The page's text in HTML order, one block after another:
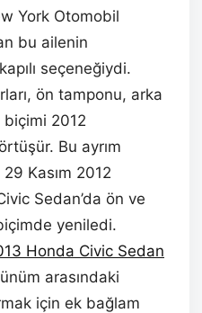
York Otomobil
bu ailenin
seçeneğiydi.
ön tamponu, arka
biçimi 2012
Bu ayrım
Kasım 2012
Sedan’da ön ve
yeniledi.
Honda Civic Sedan
arasındaki
için ek bağlam